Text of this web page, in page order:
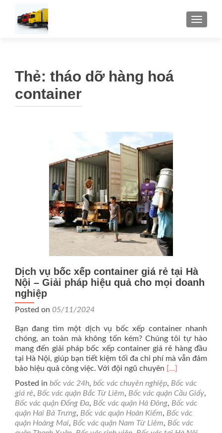
Thẻ: tháo dỡ hàng hoá
container
Dịch vụ bốc xếp container giá rẻ tại Hà
Nội – Giải pháp hiệu quả cho mọi doanh
nghiệp
Posted on 05/11/2024
Bạn đang tìm một dịch vụ bốc xếp container nhanh
chóng, an toàn mà không tốn kém? Chúng tôi tự hào
mang đến giải pháp bốc xếp container giá rẻ hàng đầu
tại Hà Nội, giúp bạn tiết kiệm tối đa chi phí mà vẫn đảm
bảo hiệu quả công việc. Với đội ngũ chuyên Read
more
about
Dịch
vụ
bốc
xếp
[…]
Posted in bốc vác 24h, bốc vác chuyên nghiệp, Bốc vác
giá rẻ, Bốc vác quận Bắc Từ Liêm, Bốc vác quận Cầu Giấy,
Bốc vác quận Đống Đa, Bốc vác quận Hà Đông, Bốc vác
quận Hai Bà Trưng, Bốc vác quận Hoàn Kiếm, Bốc vác
quận Hoàng Mai, Bốc vác quận Nam Từ Liêm, Bốc vác